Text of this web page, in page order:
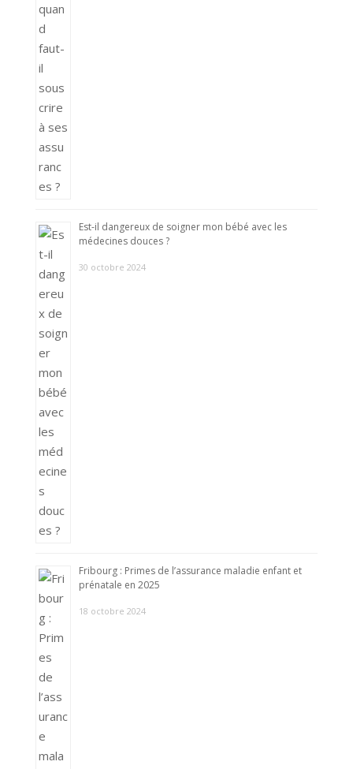
Est-il dangereux de soigner mon bébé avec les
médecines douces ?
30 octobre 2024
Fribourg : Primes de l’assurance maladie enfant et
prénatale en 2025
18 octobre 2024